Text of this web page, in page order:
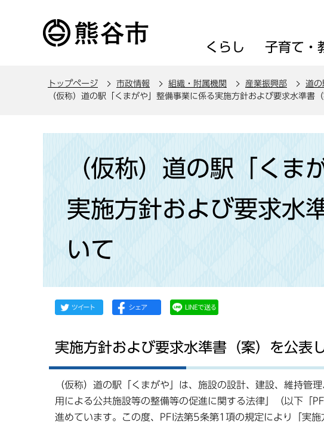
くらし 子育て・
トップページ 市政情報 組織・附属機関 産業振興部 道の
（仮称）道の駅「くまがや」整備事業に係る実施方針および要求水準書
（仮称）道の駅「くま
実施方針および要求水
いて
実施方針および要求水準書（案）を公表
（仮称）道の駅「くまがや」は、施設の設計、建設、維持管
用による公共施設等の整備等の促進に関する法律」（以下「
進めています。この度、PFI法第5条第1項の規定により「実